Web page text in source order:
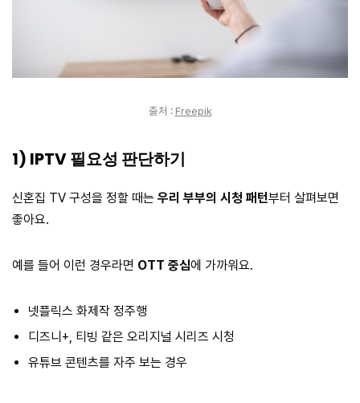
출처 : Freepik
1) IPTV 필요성 판단하기
신혼집 TV 구성을 정할 때는 우리 부부의 시청 패턴부터 살펴보면
좋아요.
예를 들어 이런 경우라면 OTT 중심에 가까워요.
넷플릭스 화제작 정주행
디즈니+, 티빙 같은 오리지널 시리즈 시청
유튜브 콘텐츠를 자주 보는 경우